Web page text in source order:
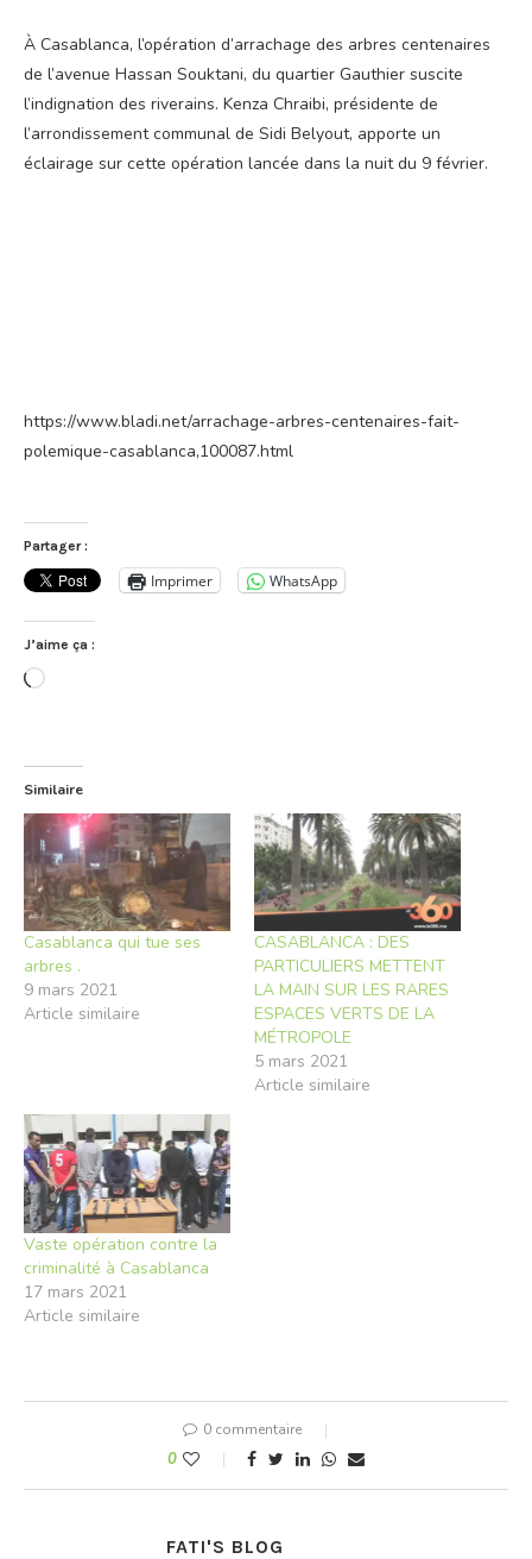
À Casablanca, l’opération d’arrachage des arbres centenaires
de l’avenue Hassan Souktani, du quartier Gauthier suscite
l’indignation des riverains. Kenza Chraibi, présidente de
l’arrondissement communal de Sidi Belyout, apporte un
éclairage sur cette opération lancée dans la nuit du 9 février.
https://www.bladi.net/arrachage-arbres-centenaires-fait-
polemique-casablanca,100087.html
Partager :
Imprimer WhatsApp
J’aime ça :
Chargement…
Similaire
Casablanca qui tue ses
arbres .
9 mars 2021
Article similaire
CASABLANCA : DES
PARTICULIERS METTENT
LA MAIN SUR LES RARES
ESPACES VERTS DE LA
MÉTROPOLE
5 mars 2021
Article similaire
Vaste opération contre la
criminalité à Casablanca
17 mars 2021
Article similaire
0 commentaire
0
FATI'S BLOG